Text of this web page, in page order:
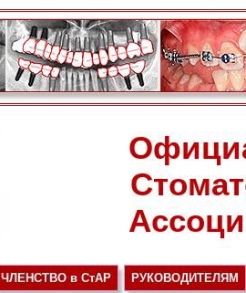
ЧЛЕНСТВО в СтАР РУКОВОДИТЕЛЯМ